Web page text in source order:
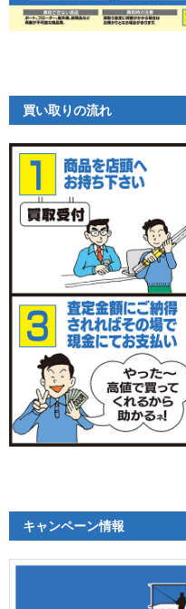
買い取りの流れ
キャンペーン情報